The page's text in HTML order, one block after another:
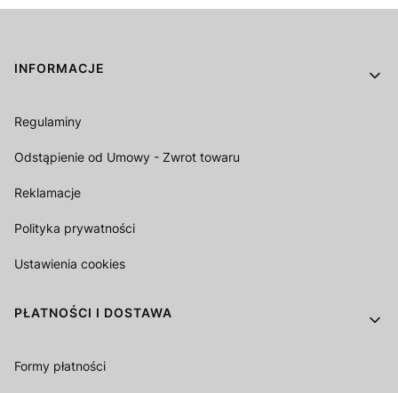
Linki w stopce
INFORMACJE
Regulaminy
Odstąpienie od Umowy - Zwrot towaru
Reklamacje
Polityka prywatności
Ustawienia cookies
PŁATNOŚCI I DOSTAWA
Formy płatności